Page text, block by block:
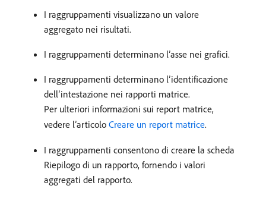
I raggruppamenti visualizzano un valore
aggregato nei risultati.​
I raggruppamenti determinano l’asse nei grafici.
I raggruppamenti determinano l’identificazione
dell’intestazione nei rapporti matrice.
Per ulteriori informazioni sui report matrice,
vedere l’articolo Creare un report matrice.
I raggruppamenti consentono di creare la scheda
Riepilogo di un rapporto, fornendo i valori
aggregati del rapporto.